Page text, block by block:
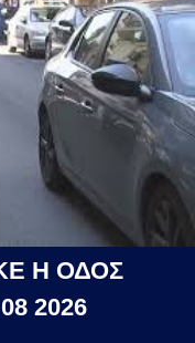
Η ΟΔΟΣ
2026